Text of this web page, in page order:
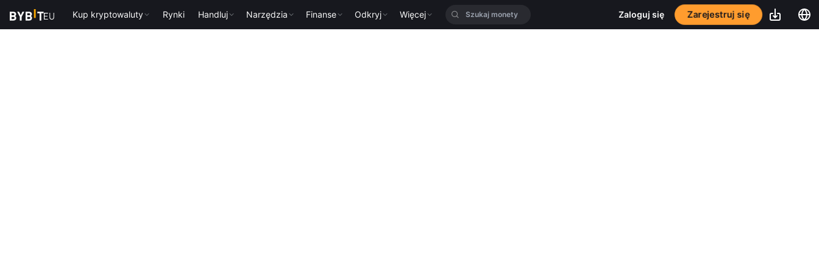
Kup kryptowaluty Rynki Handluj Narzędzia Finanse Odkryj Więcej Zaloguj się Zarejestruj się